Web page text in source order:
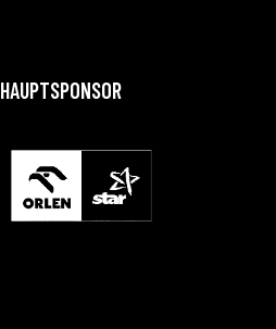
HAUPTSPONSOR